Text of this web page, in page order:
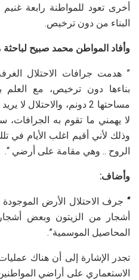
أخرى تعود للمواطنة رابعة
البناء من دون ترخيص.
وأفاد المواطن محمد صبيح لباحثة
” هدمت جرافات الاحتلال
بناءها دون ترخيص، مع
مساحتها 2 دونم،
لا يهمني ما تقوم به الجرافات،
وذلك لأني أقيم اغلب الأيام في
الروح .. وهي مقامة على أرضي “.
وأضاف:
“
أشجار من الزيتون وبعض
المحاصيل الموسمية”.
الاستعماري على أراضي